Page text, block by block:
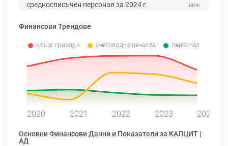
средносписъчен персонал за 2024 г.
Финансови Трендове
общо приходи счетоводна печалба персонал
2020 2021 2022 2023 2024
Основни Финансови Данни и Показатели за КАЛЦИТ |
АД